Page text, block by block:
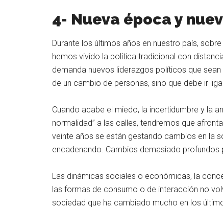
4- Nueva época y
Durante los últimos años en nuestro país,
hemos vivido la política tradicional con
demanda nuevos liderazgos políticos que
de un cambio de personas, sino que debe ir
Cuando acabe el miedo, la incertidumbre y la
normalidad” a las calles, tendremos que
veinte años se están gestando cambios en la
encadenando. Cambios demasiado
Las dinámicas sociales o económicas, la
las formas de consumo o de interacción no
sociedad que ha cambiado mucho en los